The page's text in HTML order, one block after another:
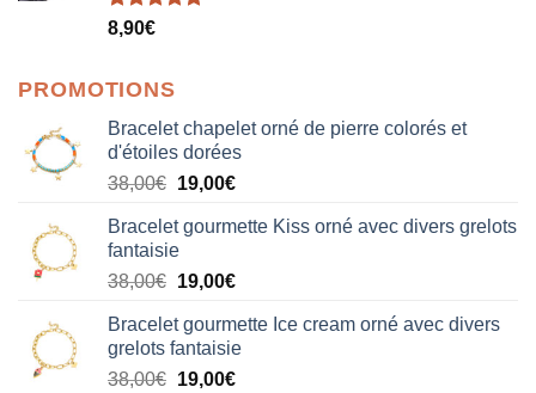
Note5.00
8,90€
PROMOTIONS
Bracelet chapelet orné de pierre colorés et
d'étoiles dorées
38,00€ Le
initial
était :
38,00€.
19,00€Le
actuel
19,00€.
Bracelet gourmette Kiss orné avec divers grelots
fantaisie
38,00€ Le
initial
était :
38,00€.
19,00€Le
actuel
est :
19,00€.
Bracelet gourmette Ice cream orné avec divers
grelots fantaisie
38,00€ Le
19,00€Le